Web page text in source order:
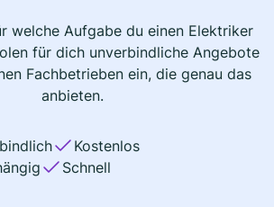
welche Aufgabe du einen Elektriker
für dich unverbindliche Angebote
Fachbetrieben ein, die genau das
anbieten.
Kostenlos
Schnell